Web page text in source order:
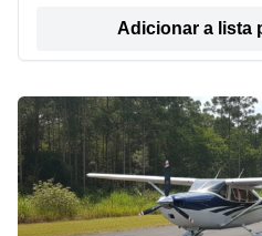
Adicionar a lista